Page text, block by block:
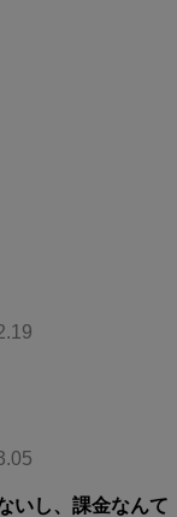
いし、課金なんて